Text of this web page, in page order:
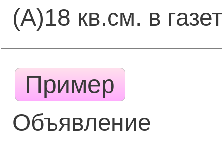
(А)18 кв.см. в
Пример
Объявление